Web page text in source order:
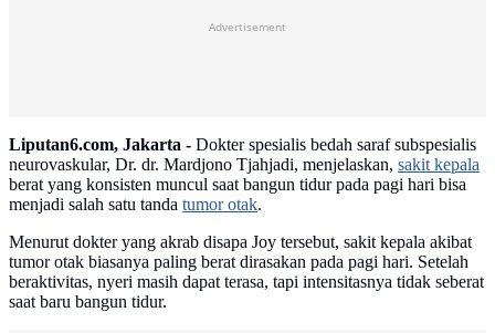
Advertisement
Liputan6.com, Jakarta - Dokter spesialis bedah saraf subspesialis
neurovaskular, Dr. dr. Mardjono Tjahjadi, menjelaskan, sakit kepala
berat yang konsisten muncul saat bangun tidur pada pagi hari bisa
menjadi salah satu tanda tumor otak.
Menurut dokter yang akrab disapa Joy tersebut, sakit kepala akibat
tumor otak biasanya paling berat dirasakan pada pagi hari. Setelah
beraktivitas, nyeri masih dapat terasa, tapi intensitasnya tidak seberat
saat baru bangun tidur.